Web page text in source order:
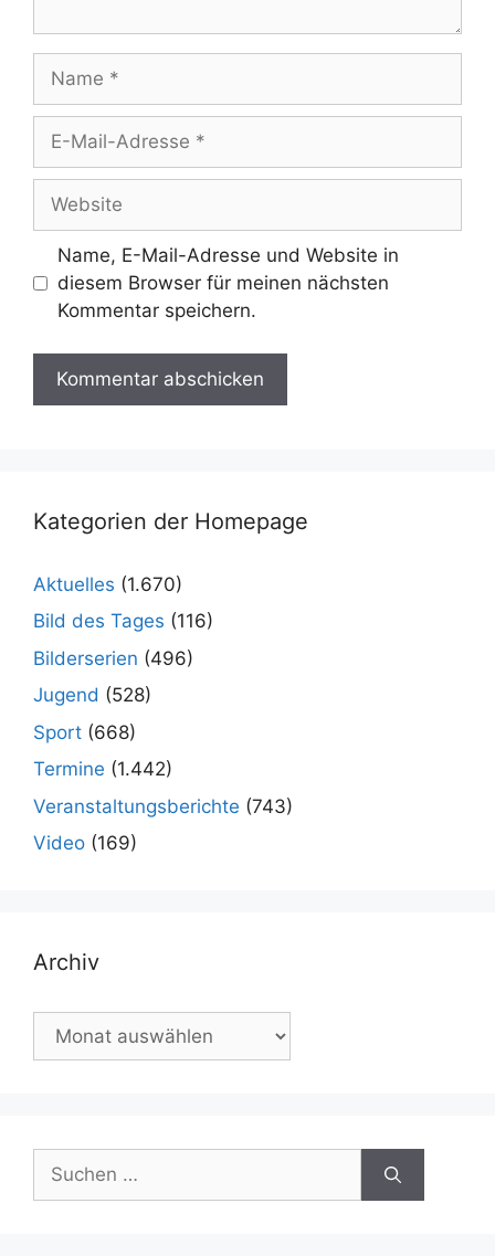
Name
Adresse
Website
Name, E-Mail-Adresse und Website in
diesem Browser für meinen nächsten
Kommentar speichern.
Kategorien der Homepage
Aktuelles (1.670)
Bild des Tages (116)
Bilderserien (496)
Jugend (528)
Sport (668)
Termine (1.442)
Veranstaltungsberichte (743)
Video (169)
Archiv
Archiv
Suchen
nach: